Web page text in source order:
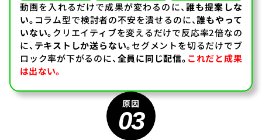
動画を入れるだけで成果が変わるのに、誰も提案しな
い。 コラム型で検討者の不安を潰せるのに、誰もやって
いない。クリエイティブを変えるだけで反応率2倍なの
に、 テキストしか送らない。セグメントを切るだけでブ
ロック率が下がるのに、全員に同じ配信。 これだと成果
は出ない。
03